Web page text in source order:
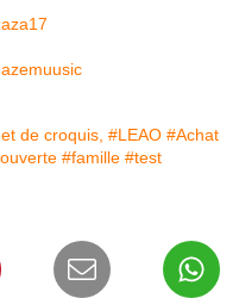
de croquis, #LEAO #Achat
#famille #test